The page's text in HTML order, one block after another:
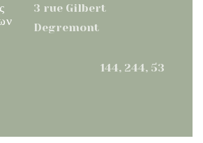
3 rue Gilbert
Degremont
144, 244, 53